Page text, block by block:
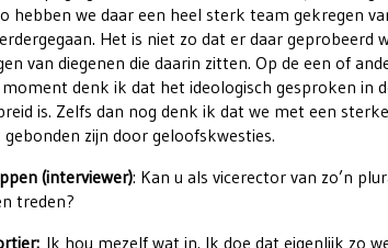
hebben we daar een heel sterk team gekregen
Het is niet zo dat er daar
van diegenen die daarin zitten. Op de een of
denk ik dat het ideologisch gesproken in
is. Zelfs dan nog denk ik dat we met een
zijn door geloofskwesties.
(interviewer): Kan u als vicerector van zo’n
treden?
Ik hou mezelf wat in. Ik doe dat eigenlijk zo